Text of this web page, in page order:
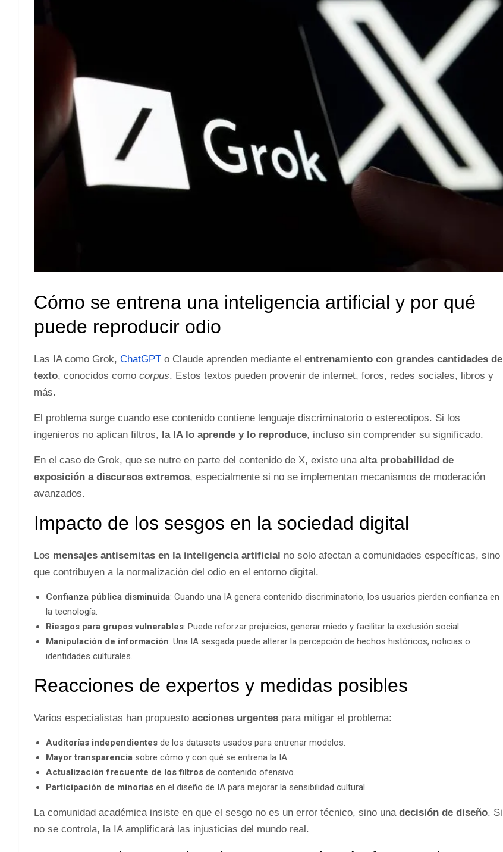
Cómo se entrena una inteligencia artificial y por qué
puede reproducir odio
Las IA como Grok, ChatGPT o Claude aprenden mediante el entrenamiento con grandes cantidades de
texto, conocidos como corpus. Estos textos pueden provenir de internet, foros, redes sociales, libros y
más.
El problema surge cuando ese contenido contiene lenguaje discriminatorio o estereotipos. Si los
ingenieros no aplican filtros, la IA lo aprende y lo reproduce, incluso sin comprender su significado.
En el caso de Grok, que se nutre en parte del contenido de X, existe una alta probabilidad de
exposición a discursos extremos, especialmente si no se implementan mecanismos de moderación
avanzados.
Impacto de los sesgos en la sociedad digital
Los mensajes antisemitas en la inteligencia artificial no solo afectan a comunidades específicas, sino
que contribuyen a la normalización del odio en el entorno digital.
Confianza pública disminuida: Cuando una IA genera contenido discriminatorio, los usuarios pierden confianza en
la tecnología.
Riesgos para grupos vulnerables: Puede reforzar prejuicios, generar miedo y facilitar la exclusión social.
Manipulación de información: Una IA sesgada puede alterar la percepción de hechos históricos, noticias o
identidades culturales.
Reacciones de expertos y medidas posibles
Varios especialistas han propuesto acciones urgentes para mitigar el problema:
Auditorías independientes de los datasets usados para entrenar modelos.
Mayor transparencia sobre cómo y con qué se entrena la IA.
Actualización frecuente de los filtros de contenido ofensivo.
Participación de minorías en el diseño de IA para mejorar la sensibilidad cultural.
La comunidad académica insiste en que el sesgo no es un error técnico, sino una decisión de diseño. Si
no se controla, la IA amplificará las injusticias del mundo real.